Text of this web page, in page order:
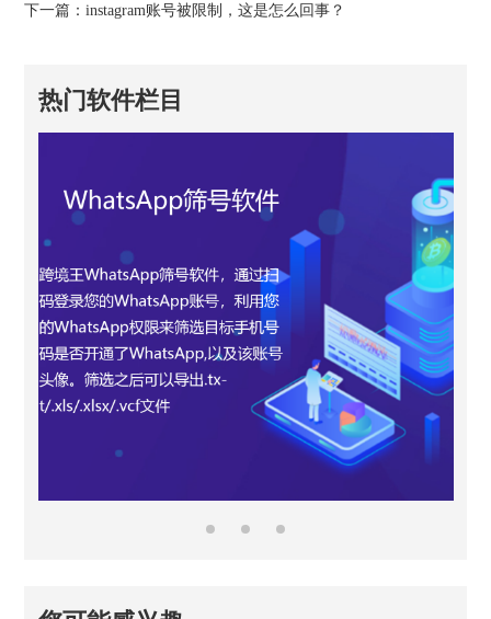
下一篇：instagram账号被限制，这是怎么回事？
热门软件栏目